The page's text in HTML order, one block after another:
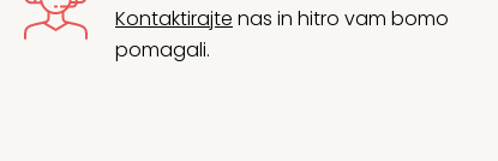
Kontaktirajte nas in hitro vam bomo
pomagali.